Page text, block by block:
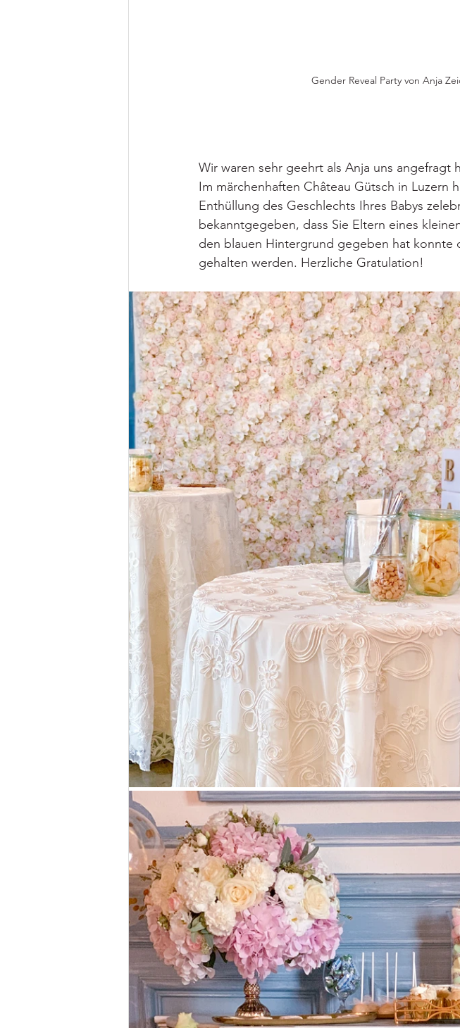
Gender Reveal Party von Anja
Wir waren sehr geehrt als Anja uns angefragt
Im märchenhaften Château Gütsch in Luzern
Enthüllung des Geschlechts Ihres Babys
bekanntgegeben, dass Sie Eltern eines
den blauen Hintergrund gegeben hat konnte
gehalten werden. Herzliche Gratulation!